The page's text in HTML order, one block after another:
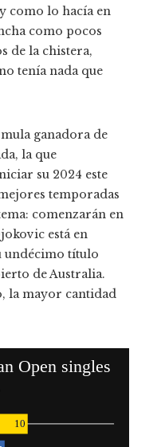
como lo hacía en
como pocos
de la chistera,
tenía nada que
ganadora de
la que
su 2024 este
temporadas
comenzarán en
está en
undécimo título
de Australia.
la mayor cantidad